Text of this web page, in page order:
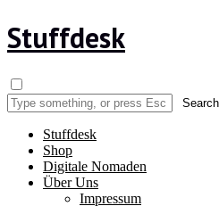
Stuffdesk
Stuffdesk
Shop
Digitale Nomaden
Über Uns
Impressum